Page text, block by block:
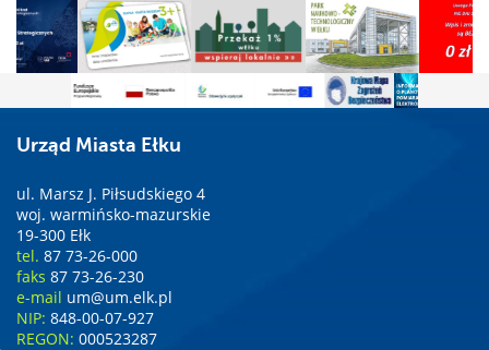
Urząd Miasta Ełku
ul. Marsz J. Piłsudskiego 4
woj. warmińsko-mazurskie
19-300 Ełk
tel. 87 73-26-000
faks 87 73-26-230
e-mail um@um.elk.pl
NIP: 848-00-07-927
REGON: 000523287